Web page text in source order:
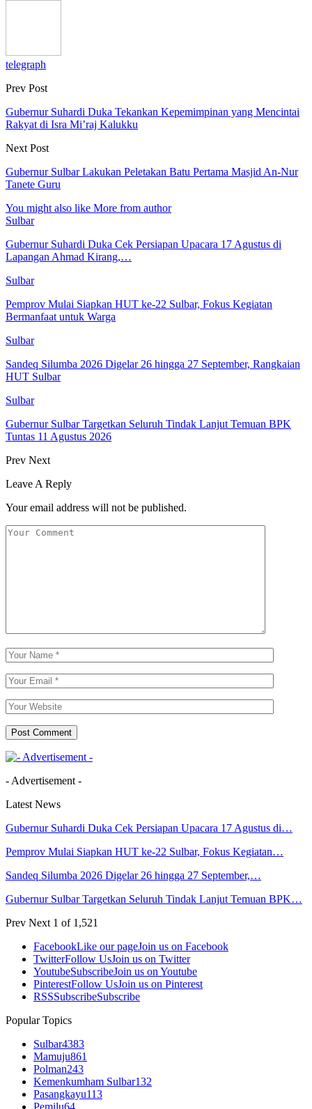
telegraph
Prev Post
Gubernur Suhardi Duka Tekankan Kepemimpinan yang Mencintai
Rakyat di Isra Mi’raj Kalukku
Next Post
Gubernur Sulbar Lakukan Peletakan Batu Pertama Masjid An-Nur
Tanete Guru
You might also like More from author
Sulbar
Gubernur Suhardi Duka Cek Persiapan Upacara 17 Agustus di
Lapangan Ahmad Kirang,…
Sulbar
Pemprov Mulai Siapkan HUT ke-22 Sulbar, Fokus Kegiatan
Bermanfaat untuk Warga
Sulbar
Sandeq Silumba 2026 Digelar 26 hingga 27 September, Rangkaian
HUT Sulbar
Sulbar
Gubernur Sulbar Targetkan Seluruh Tindak Lanjut Temuan BPK
Tuntas 11 Agustus 2026
Prev Next
Leave A Reply
Your email address will not be published.
- Advertisement -
Latest News
Gubernur Suhardi Duka Cek Persiapan Upacara 17 Agustus di…
Pemprov Mulai Siapkan HUT ke-22 Sulbar, Fokus Kegiatan…
Sandeq Silumba 2026 Digelar 26 hingga 27 September,…
Gubernur Sulbar Targetkan Seluruh Tindak Lanjut Temuan BPK…
Prev Next 1 of 1,521
FacebookLike our pageJoin us on Facebook
TwitterFollow UsJoin us on Twitter
YoutubeSubscribeJoin us on Youtube
PinterestFollow UsJoin us on Pinterest
RSSSubscribeSubscribe
Popular Topics
Sulbar4383
Mamuju861
Polman243
Kemenkumham Sulbar132
Pasangkayu113
Pemilu64